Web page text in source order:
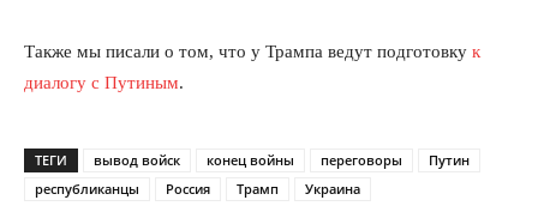
Также мы писали о том, что у Трампа ведут подготовку к
диалогу с Путиным.
ТЕГИ вывод войск конец войны переговоры
Путин
республиканцы
Россия Трамп Украина